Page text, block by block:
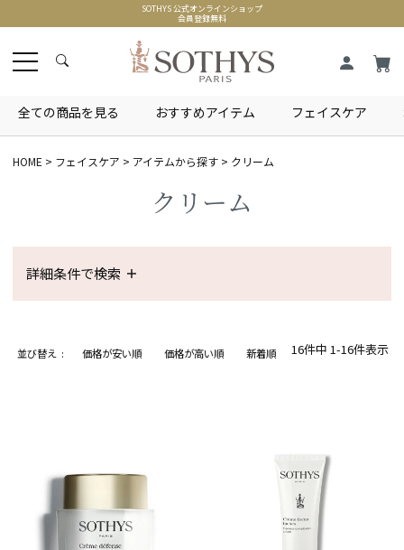
SOTHYS 公式オンラインショップ
会員登録無料
全ての商品を見る おすすめアイテム フェイスケア
HOME フェイスケア アイテムから探す クリーム
クリーム
詳細条件で検索
並び替え 価格が安い順 価格が高い順 新着順 16件中 1-16件表示